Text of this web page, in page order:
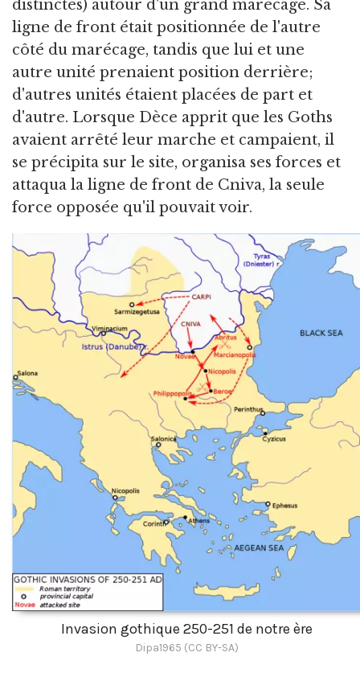
distinctes) autour d'un grand marécage. Sa
ligne de front était positionnée de l'autre
côté du marécage, tandis que lui et une
autre unité prenaient position derrière;
d'autres unités étaient placées de part et
d'autre. Lorsque Dèce apprit que les Goths
avaient arrêté leur marche et campaient, il
se précipita sur le site, organisa ses forces et
attaqua la ligne de front de Cniva, la seule
force opposée qu'il pouvait voir.
Invasion gothique 250-251 de notre ère
Dipa1965 (CC BY-SA)